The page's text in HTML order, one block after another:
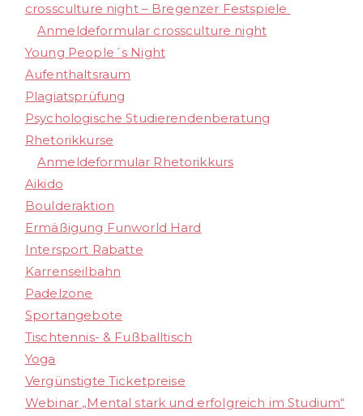
crossculture night – Bregenzer Festspiele
Anmeldeformular crossculture night
Young People´s Night
Aufenthaltsraum
Plagiatsprüfung
Psychologische Studierendenberatung
Rhetorikkurse
Anmeldeformular Rhetorikkurs
Aikido
Boulderaktion​
Ermäßigung Funworld Hard
Intersport Rabatte
Karrenseilbahn
Padelzone
Sportangebote
Tischtennis- & Fußballtisch
Yoga
Vergünstigte Ticketpreise
Webinar „Mental stark und erfolgreich im Studium“